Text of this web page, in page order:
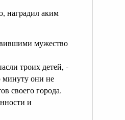
наградил аким
мужество
троих детей, -
минуту они не
своего города.
и